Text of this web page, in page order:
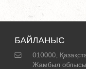
БАЙЛАНЫС
010000,
Жамбыл